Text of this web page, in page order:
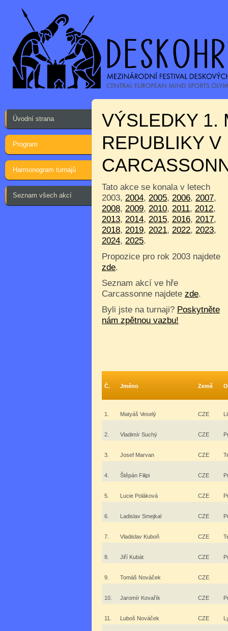
Úvodní strana
Program
Harmonogram turnajů
Seznam všech akcí
VÝSLEDKY 1.
REPUBLIKY V
Tato akce se konala v letech
2003, 2004, 2005, 2006, 2007,
2008, 2009, 2010, 2011, 2012,
2013, 2014, 2015, 2016, 2017,
2018, 2019, 2021, 2022, 2023,
2024, 2025.
Propozice pro rok 2003 najdete
zde.
Seznam akcí ve hře
Carcassonne najdete zde.
Byli jste na turnaji? Poskytněte
nám zpětnou vazbu!
Č. Jméno Země
1. Matyáš Veselý CZE
2. Vladimír Suchý CZE
3. Josef Marvan CZE
4. Štěpán Filipi CZE
5. Lucie Poláková CZE
6. Ladislav Smejkal CZE
7. Vladislav Kuboň CZE
8. Jiří Kubát CZE
9. Tomáš Nováček CZE
10. Jaromír Kovařík CZE
11. Luboš Nováček CZE